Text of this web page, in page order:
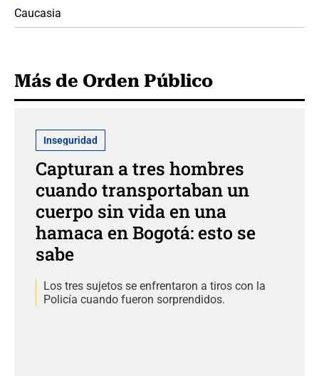
Caucasia
Más de Orden Público
Inseguridad
Capturan a tres hombres
cuando transportaban un
cuerpo sin vida en una
hamaca en Bogotá: esto se
sabe
Los tres sujetos se enfrentaron a tiros con la
Policía cuando fueron sorprendidos.